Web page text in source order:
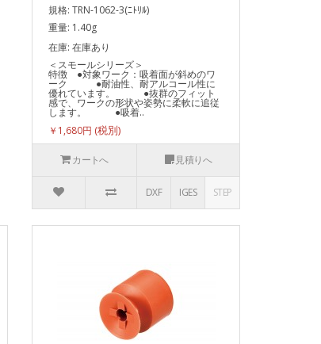
規格: TRN-1062-3(ﾆﾄﾘﾙ)
重量: 1.40g
在庫: 在庫あり
＜スモールシリーズ＞
特徴 ●対象ワーク：吸着面が斜めのワ
ーク ●耐油性、耐アルコール性に
優れています。 ●抜群のフィット
感で、ワークの形状や姿勢に柔軟に追従
します。 ●吸着..
￥1,680円
カートへ 見積りへ
DXF IGES STEP